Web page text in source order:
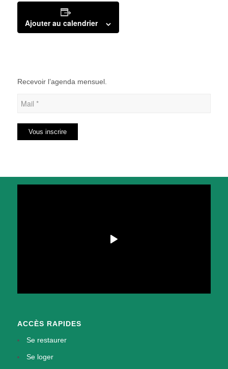
Ajouter au calendrier
Recevoir l’agenda mensuel.
ACCÈS RAPIDES
Se restaurer
Se loger